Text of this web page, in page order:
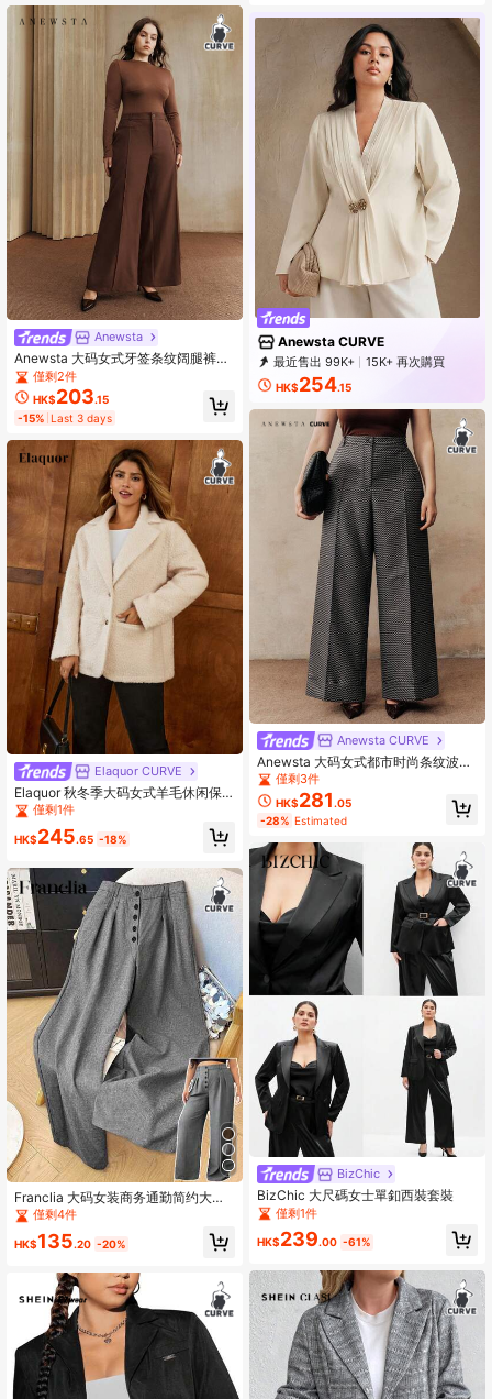
Anewsta
Anewsta 大码女式牙签条纹阔腿裤，
配有腰带环，时尚百搭
僅剩2件
HK$203.15
-15% Last 3 days
Elaquor CURVE
Elaquor 秋冬季大码女式羊毛休闲保
暖西装外套
僅剩1件
HK$245.65 -18%
Franclia 大码女装商务通勤简约大方
长款阔腿修身正装裤子
僅剩4件
HK$135.20 -20%
Anewsta CURVE
最近售出 99K+
15K+ 再次購買
132K Followers
HK$254.15
Anewsta CURVE
Anewsta 大码女式都市时尚条纹波浪
纹理高腰垂坠效果阔腿裤
僅剩3件
HK$281 .05
-28% Estimated
BizChic
BizChic 大尺碼女士單釦西裝套裝
僅剩1件
HK$239.00 -61%